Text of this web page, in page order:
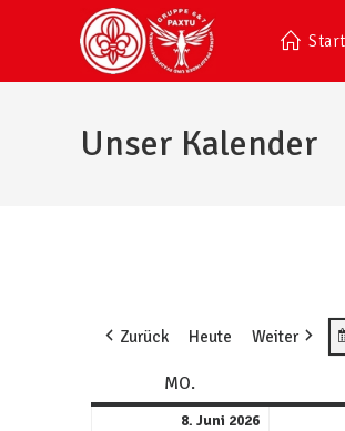
Start
Unser Kalender
Zurück Heute Weiter
MO.
8. Juni 2026